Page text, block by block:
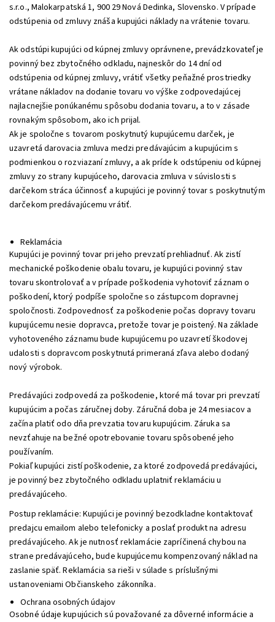
s.r.o., Malokarpatská 1, 900 29 Nová Dedinka, Slovensko. V prípade
odstúpenia od zmluvy znáša kupujúci náklady na vrátenie tovaru.
Ak odstúpi kupujúci od kúpnej zmluvy oprávnene, prevádzkovateľ je
povinný bez zbytočného odkladu, najneskôr do 14 dní od
odstúpenia od kúpnej zmluvy, vrátiť všetky peňažné prostriedky
vrátane nákladov na dodanie tovaru vo výške zodpovedajúcej
najlacnejšie ponúkanému spôsobu dodania tovaru, a to v zásade
rovnakým spôsobom, ako ich prijal.
Ak je spoločne s tovarom poskytnutý kupujúcemu darček, je
uzavretá darovacia zmluva medzi predávajúcim a kupujúcim s
podmienkou o rozviazaní zmluvy, a ak príde k odstúpeniu od kúpnej
zmluvy zo strany kupujúceho, darovacia zmluva v súvislosti s
darčekom stráca účinnosť a kupujúci je povinný tovar s poskytnutým
darčekom predávajúcemu vrátiť.
Reklamácia
Kupujúci je povinný tovar pri jeho prevzatí prehliadnuť. Ak zistí
mechanické poškodenie obalu tovaru, je kupujúci povinný stav
tovaru skontrolovať a v prípade poškodenia vyhotoviť záznam o
poškodení, ktorý podpíše spoločne so zástupcom dopravnej
spoločnosti. Zodpovednosť za poškodenie počas dopravy tovaru
kupujúcemu nesie dopravca, pretože tovar je poistený. Na základe
vyhotoveného záznamu bude kupujúcemu po uzavretí škodovej
udalosti s dopravcom poskytnutá primeraná zľava alebo dodaný
nový výrobok.
Predávajúci zodpovedá za poškodenie, ktoré má tovar pri prevzatí
kupujúcim a počas záručnej doby. Záručná doba je 24 mesiacov a
začína platiť odo dňa prevzatia tovaru kupujúcim. Záruka sa
nevzťahuje na bežné opotrebovanie tovaru spôsobené jeho
používaním.
Pokiaľ kupujúci zistí poškodenie, za ktoré zodpovedá predávajúci,
je povinný bez zbytočného odkladu uplatniť reklamáciu u
predávajúceho.
Postup reklamácie: Kupujúci je povinný bezodkladne kontaktovať
predajcu emailom alebo telefonicky a poslať produkt na adresu
predávajúceho. Ak je nutnosť reklamácie zapríčinená chybou na
strane predávajúceho, bude kupujúcemu kompenzovaný náklad na
zaslanie späť. Reklamácia sa rieši v súlade s príslušnými
ustanoveniami Občianskeho zákonníka.
Ochrana osobných údajov
Osobné údaje kupujúcich sú považované za dôverné informácie a